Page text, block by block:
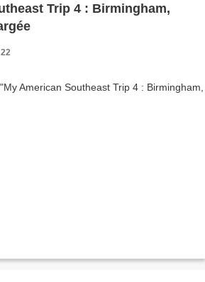
Trip 4 : Birmingham,